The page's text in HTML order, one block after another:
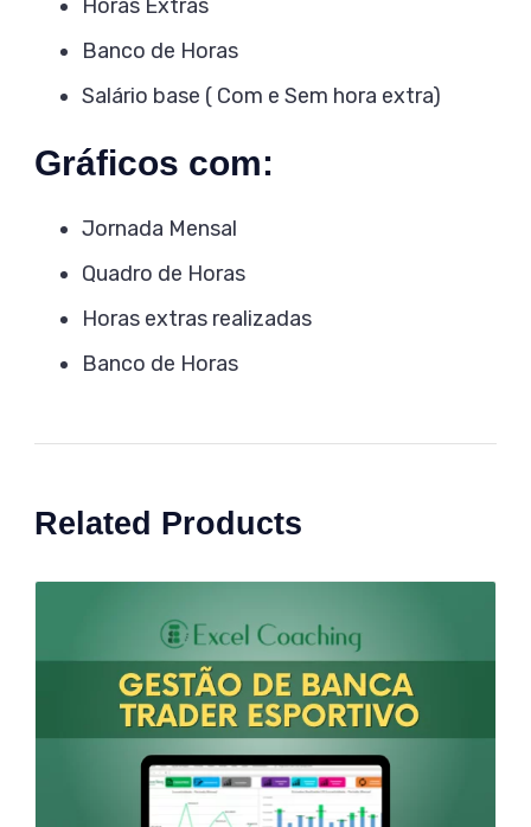
Horas Extras
Banco de Horas
Salário base ( Com e Sem hora extra)
Gráficos com:
Jornada Mensal
Quadro de Horas
Horas extras realizadas
Banco de Horas
Related Products